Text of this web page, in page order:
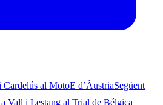
al MotoE d’ÀustriaSegüent
Vall i Lestang al Trial de Bélgica